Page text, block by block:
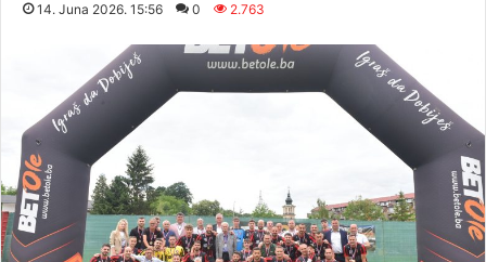
14. Juna 2026. 15:56 0 2.763